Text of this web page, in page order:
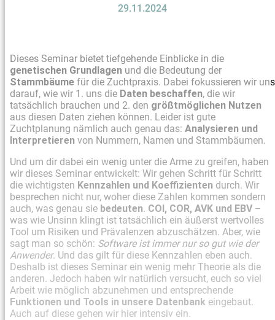
29.11.2024
Dieses Seminar bietet tiefgehende Einblicke in die
genetischen Grundlagen und die Bedeutung der
Stammbäume für die Zuchtpraxis. Dabei fokussieren wir uns
darauf, wie wir 1. uns die Daten beschaffen, die wir
tatsächlich brauchen und 2. den größtmöglichen Nutzen
aus diesen Daten ziehen können. Leider ist gute
Zuchtplanung nämlich auch genau das: Analysieren und
Interpretieren von Nummern, Namen und Stammbäumen.
Und um dir dabei ein wenig unter die Arme zu greifen, haben
wir dieses Seminar entwickelt: Wir gehen Schritt für Schritt
die wichtigsten Kennzahlen und Koeffizienten durch. Wir
besprechen nicht nur, woher diese Zahlen kommen sondern
auch, was genau sie bedeuten. COI, COR, AVK und EBV –
was wie Unsinn klingt ist tatsächlich ein äußerst wertvolles
Tool um Risiken und Prävalenzen abzuschätzen. Aber, wie
sagt man so schön: Software ist immer nur so gut wie der
Anwender. Und das gilt für diese Kennzahlen eben auch.
Deshalb ist dieses Seminar ein wenig mehr Theorie als die
anderen. Jedoch haben wir natürlich versucht, euch so viel
Arbeit wie möglich abzunehmen und entsprechende
Funktionen und Tools in unsere Datenbank eingebaut.
Auch auf diese gehen wir hier intensiv ein.